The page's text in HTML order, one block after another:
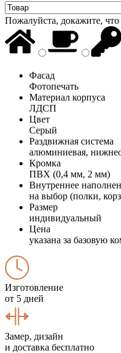
Пожалуйста, докажите,
Фасад
Фотопечать
Материал корпуса
ЛДСП
Цвет
Серый
Раздвижная система
алюминиевая,
Кромка
ПВХ (0,4 мм, 2 мм)
Внутреннее
на выбор (полки,
Размер
индивидуальный
Цена
указана за базовую
Изготовление
от 5 дней
Замер, дизайн
и доставка бесплатно